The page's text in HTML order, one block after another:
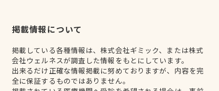
掲載情報について
掲載している各種情報は、株式会社ギミック、または株式
会社ウェルネスが調査した情報をもとにしています。
出来るだけ正確な情報掲載に努めておりますが、内容を完
全に保証するものではありません。